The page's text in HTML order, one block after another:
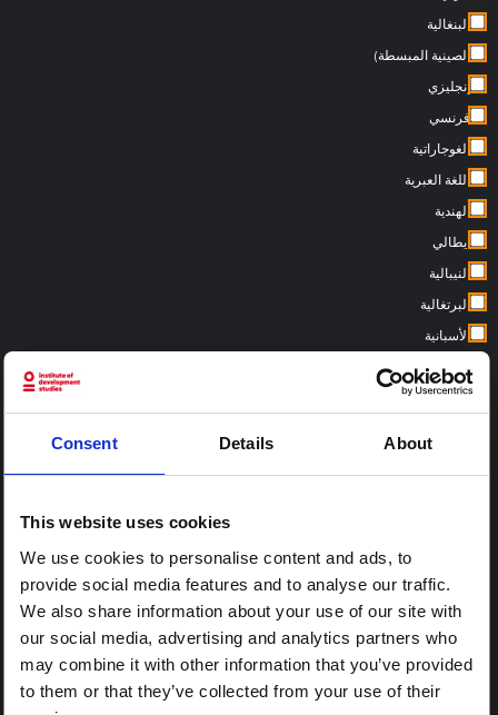
Consent Details About
This website uses cookies
We use cookies to personalise content and ads, to
provide social media features and to analyse our traffic.
We also share information about your use of our site with
our social media, advertising and analytics partners who
may combine it with other information that you’ve provided
to them or that they’ve collected from your use of their
البنغالية
الصينية المبسطة)
إنجليزي
فرنسي
الغوجاراتية
اللغة العبرية
الهندية
ايطالي
النيبالية
البرتغالية
الأسبانية
السواحلية
المناطق:
كل المناطق
أوروبا الوسطى والشرقية
شرق وجنوب أفريقيا